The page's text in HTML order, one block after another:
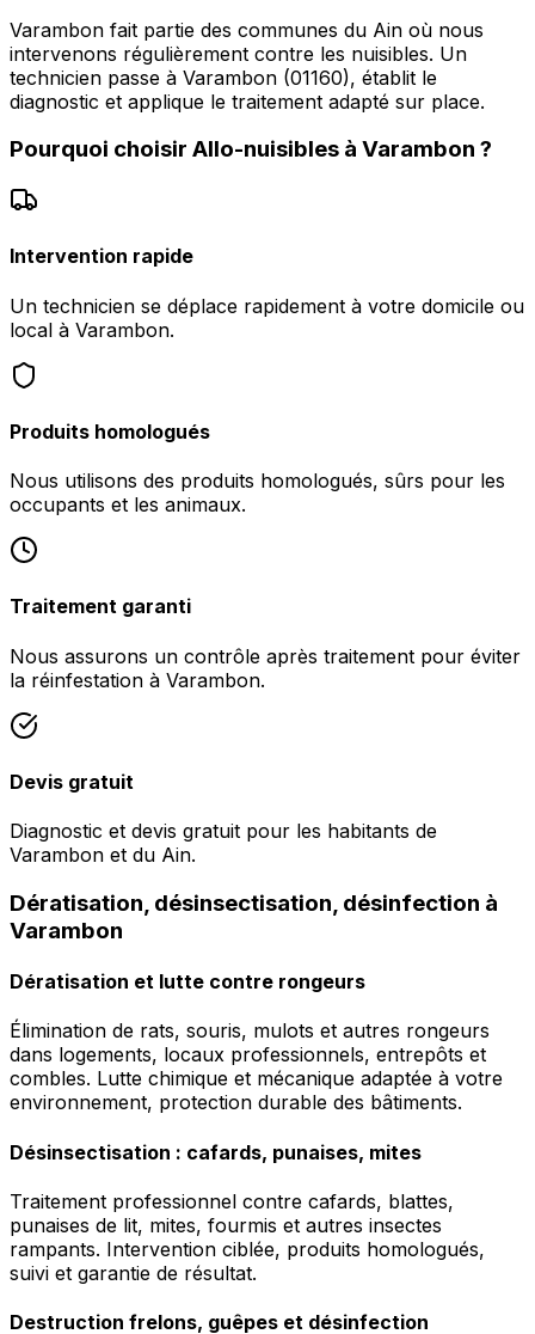
Varambon fait partie des communes du Ain où nous
intervenons régulièrement contre les nuisibles. Un
technicien passe à Varambon (01160), établit le
diagnostic et applique le traitement adapté sur place.
Pourquoi choisir Allo-nuisibles à Varambon ?
Intervention rapide
Un technicien se déplace rapidement à votre domicile ou
local à Varambon.
Produits homologués
Nous utilisons des produits homologués, sûrs pour les
occupants et les animaux.
Traitement garanti
Nous assurons un contrôle après traitement pour éviter
la réinfestation à Varambon.
Devis gratuit
Diagnostic et devis gratuit pour les habitants de
Varambon et du Ain.
Dératisation, désinsectisation, désinfection à
Varambon
Dératisation et lutte contre rongeurs
Élimination de rats, souris, mulots et autres rongeurs
dans logements, locaux professionnels, entrepôts et
combles. Lutte chimique et mécanique adaptée à votre
environnement, protection durable des bâtiments.
Désinsectisation : cafards, punaises, mites
Traitement professionnel contre cafards, blattes,
punaises de lit, mites, fourmis et autres insectes
rampants. Intervention ciblée, produits homologués,
suivi et garantie de résultat.
Destruction frelons, guêpes et désinfection